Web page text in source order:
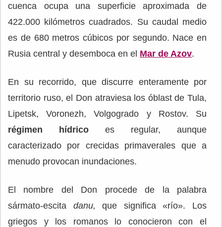
cuenca ocupa una superficie aproximada de
422.000 kilómetros cuadrados. Su caudal medio
es de 680 metros cúbicos por segundo. Nace en
Rusia central y desemboca en el Mar de Azov.
En su recorrido, que discurre enteramente por
territorio ruso, el Don atraviesa los óblast de Tula,
Lipetsk, Voronezh, Volgogrado y Rostov. Su
régimen hídrico es regular, aunque
caracterizado por crecidas primaverales que a
menudo provocan inundaciones.
El nombre del Don procede de la palabra
sármato-escita danu, que significa «río». Los
griegos y los romanos lo conocieron con el